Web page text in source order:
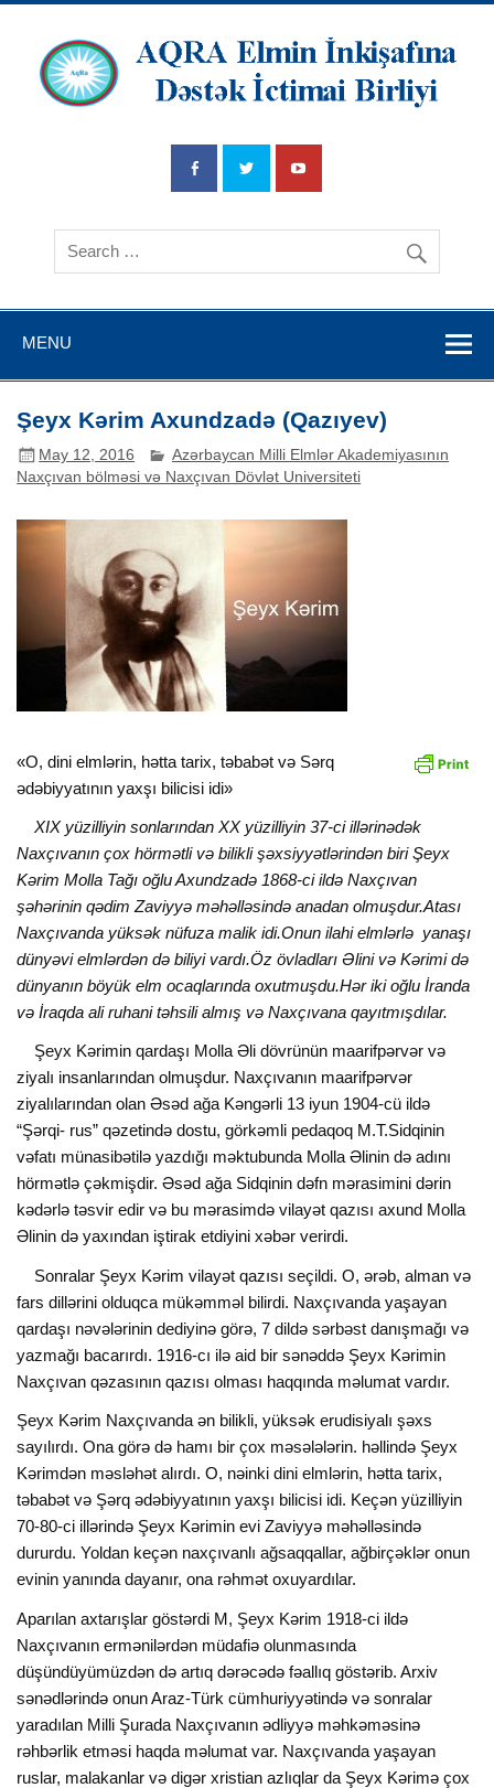
İnkişafına
Dətsək İctimai
Birliyi
MENU
Şeyx Kərim Axundzadə (Qazıyev)
May 12, 2016
Azərbaycan Milli Elmlər Akademiyasının
Naxçıvan bölməsi və Naxçıvan Dövlət Universiteti
«O, dini elmlərin, hətta tarix, təbabət və Sərq
ədəbiyyatının yaxşı bilicisi idi»
XIX yüzilliyin sonlarından XX yüzilliyin 37-ci illərinədək
Naxçıvanın çox hörmətli və bilikli şəxsiyyətlərindən biri Şeyx
Kərim Molla Tağı oğlu Axundzadə 1868-ci ildə Naxçıvan
şəhərinin qədim Zaviyyə məhəlləsində anadan olmuşdur.Atası
Naxçıvanda yüksək nüfuza malik idi.Onun ilahi elmlərlə yanaşı
dünyəvi elmlərdən də biliyi vardı.Öz övladları Əlini və Kərimi də
dünyanın böyük elm ocaqlarında oxutmuşdu.Hər iki oğlu İranda
və İraqda ali ruhani təhsili almış və Naxçıvana qayıtmışdılar.
Şeyx Kərimin qardaşı Molla Əli dövrünün maarifpərvər və
ziyalı insanlarından olmuşdur. Naxçıvanın maarifpərvər
ziyalılarından olan Əsəd ağa Kəngərli 13 iyun 1904-cü ildə
“Şərqi- rus” qəzetində dostu, görkəmli pedaqoq M.T.Sidqinin
vəfatı münasibətilə yazdığı məktubunda Molla Əlinin də adını
hörmətlə çəkmişdir. Əsəd ağa Sidqinin dəfn mərasimini dərin
kədərlə təsvir edir və bu mərasimdə vilayət qazısı axund Molla
Əlinin də yaxından iştirak etdiyini xəbər verirdi.
Sonralar Şeyx Kərim vilayət qazısı seçildi. O, ərəb, alman və
fars dillərini olduqca mükəmməl bilirdi. Naxçıvanda yaşayan
qardaşı nəvələrinin dediyinə görə, 7 dildə sərbəst danışmağı və
yazmağı bacarırdı. 1916-cı ilə aid bir sənəddə Şeyx Kərimin
Naxçıvan qəzasının qazısı olması haqqında məlumat vardır.
Şeyx Kərim Naxçıvanda ən bilikli, yüksək erudisiyalı şəxs
sayılırdı. Ona görə də hamı bir çox məsələlərin. həllində Şeyx
Kərimdən məsləhət alırdı. O, nəinki dini elmlərin, hətta tarix,
təbabət və Şərq ədəbiyyatının yaxşı bilicisi idi. Keçən yüzilliyin
70-80-ci illərində Şeyx Kərimin evi Zaviyyə məhəlləsində
dururdu. Yoldan keçən naxçıvanlı ağsaqqallar, ağbirçəklər onun
evinin yanında dayanır, ona rəhmət oxuyardılar.
Aparılan axtarışlar göstərdi M, Şeyx Kərim 1918-ci ildə
Naxçıvanın ermənilərdən müdafiə olunmasında
düşündüyümüzdən də artıq dərəcədə fəallıq göstərib. Arxiv
sənədlərində onun Araz-Türk cümhuriyyətində və sonralar
yaradılan Milli Şurada Naxçıvanın ədliyyə məhkəməsinə
rəhbərlik etməsi haqda məlumat var. Naxçıvanda yaşayan
ruslar, malakanlar və digər xristian azlıqlar da Şeyx Kərimə çox